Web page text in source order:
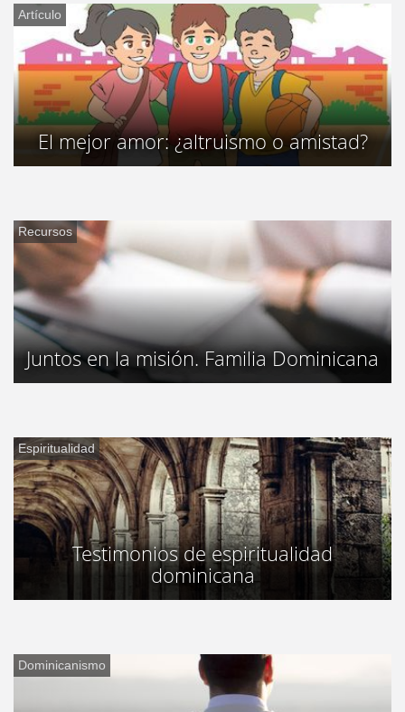
Artículo
El mejor amor: ¿altruismo o amistad?
Recursos
Juntos en la misión. Familia Dominicana
Espiritualidad
Testimonios de espiritualidad
dominicana
Dominicanismo